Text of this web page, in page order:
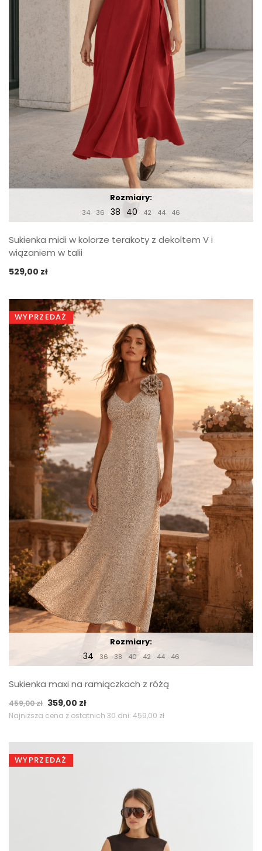
Rozmiary:
34 36 38 40 42 44 46
Sukienka midi w kolorze terakoty z dekoltem V i
wiązaniem w talii
529,00 zł
WYPRZEDAŻ
Rozmiary:
34 36 38 40 42 44 46
Sukienka maxi na ramiączkach z różą
459,00zł Pierwotna
cena
459,00 zł.
359,00 złAktualna
cena
359,00 zł.
Najniższa cena z ostatnich 30 dni: 459,00 zł
WYPRZEDAŻ